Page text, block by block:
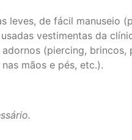
leves, de fácil manuseio
vestimentas da
adornos (piercing, brincos,
nas mãos e pés, etc.).